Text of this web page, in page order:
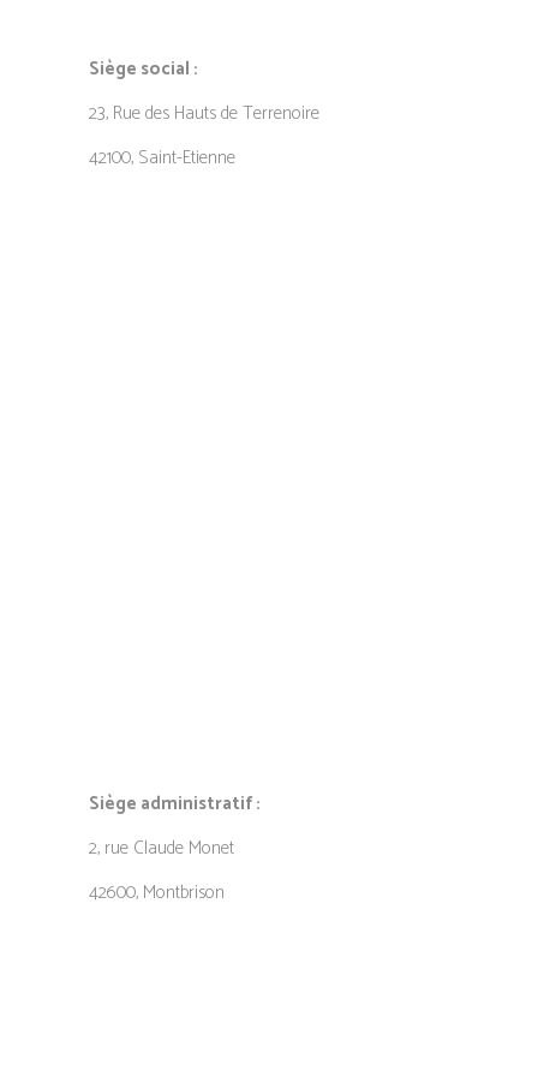
Siège social :
23, Rue des Hauts de Terrenoire
42100, Saint-Etienne
Siège administratif :
2, rue Claude Monet
42600, Montbrison